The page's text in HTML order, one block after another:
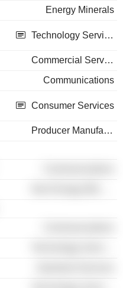
Energy Minerals
Technology Services
Commercial Services
Communications
Consumer Services
Producer Manufacturing